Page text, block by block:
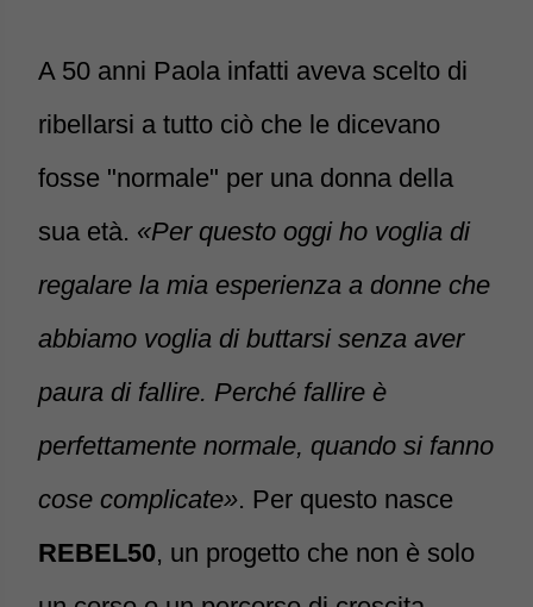
A 50 anni Paola infatti aveva scelto di
ribellarsi a tutto ciò che le dicevano
fosse "normale" per una donna della
sua età. «Per questo oggi ho voglia di
regalare la mia esperienza a donne che
abbiamo voglia di buttarsi senza aver
paura di fallire. Perché fallire è
perfettamente normale, quando si fanno
cose complicate». Per questo nasce
REBEL50, un progetto che non è solo